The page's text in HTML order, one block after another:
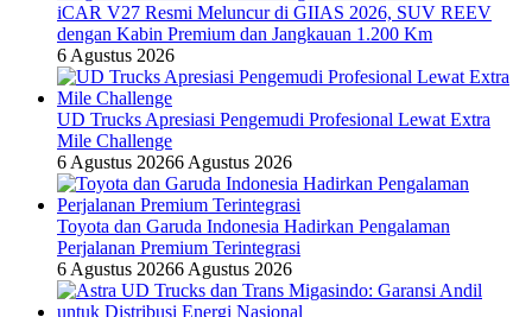
iCAR V27 Resmi Meluncur di GIIAS 2026, SUV REEV
dengan Kabin Premium dan Jangkauan 1.200 Km
6 Agustus 2026
UD Trucks Apresiasi Pengemudi Profesional Lewat Extra
Mile Challenge
6 Agustus 20266 Agustus 2026
Toyota dan Garuda Indonesia Hadirkan Pengalaman
Perjalanan Premium Terintegrasi
6 Agustus 20266 Agustus 2026